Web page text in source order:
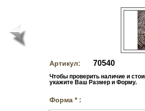
Артикул: 70540
Чтобы проверить наличие и
укажите Ваш Размер и Форму.
Форма * :